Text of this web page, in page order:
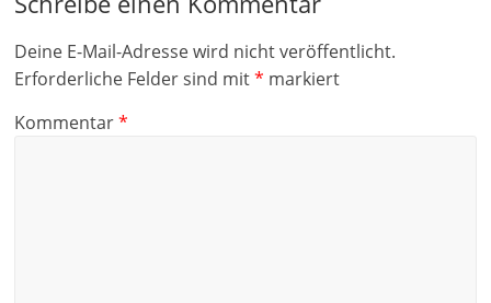
Deine E-Mail-Adresse wird nicht veröffentlicht.
Erforderliche Felder sind mit* markiert
Kommentar*